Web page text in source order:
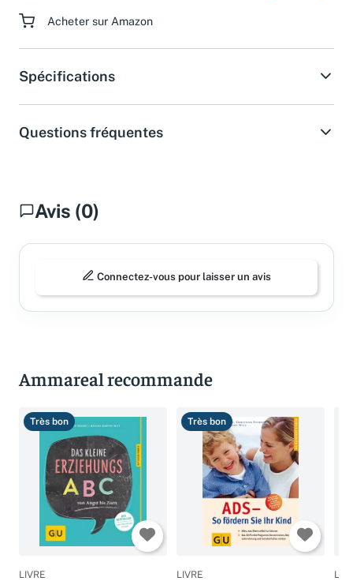
Acheter sur Amazon
Spécifications
Questions fréquentes
Avis (0)
Connectez-vous pour laisser un avis
Ammareal recommande
Très bon
LIVRE
Très bon
LIVRE